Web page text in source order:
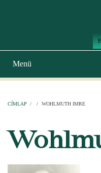
Main
navigation
Menü
CÍMLAP / / WOHLMUTH IMRE